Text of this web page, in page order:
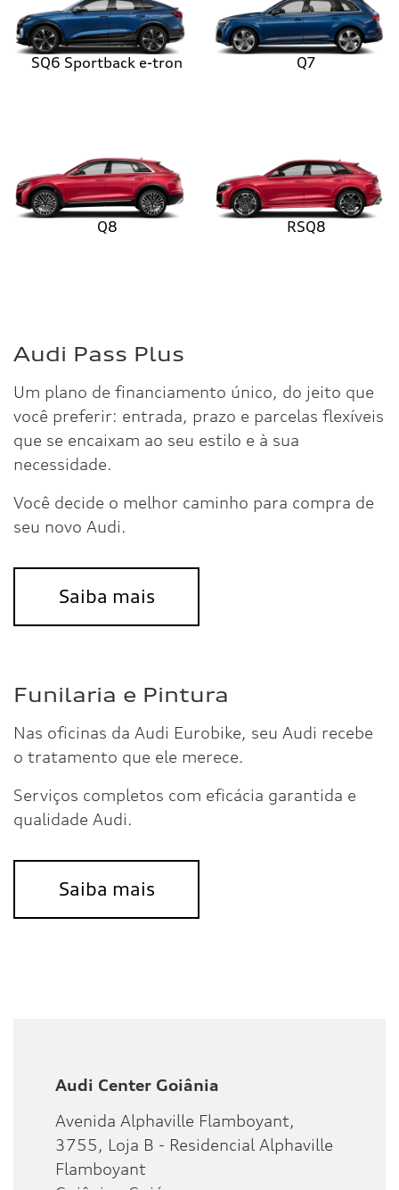
SQ6 Sportback e-tron Q7
Q8 RSQ8
Audi Pass Plus
Um plano de financiamento único, do jeito que
você preferir: entrada, prazo e parcelas flexíveis
que se encaixam ao seu estilo e à sua
necessidade.
Você decide o melhor caminho para compra de
seu novo Audi.
Saiba mais
Funilaria e Pintura
Nas oficinas da Audi Eurobike, seu Audi recebe
o tratamento que ele merece.
Serviços completos com eficácia garantida e
qualidade Audi.
Saiba mais
Audi Center Goiânia
Avenida Alphaville Flamboyant,
3755, Loja B - Residencial Alphaville
Flamboyant